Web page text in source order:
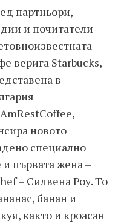
партньори,
и почитатели
верига Starbucks,
в
новото
специално
и първата жена –
– Силвена Роу. То
банан и
както и кроасан